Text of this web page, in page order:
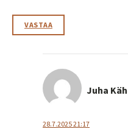
VASTAA
Juha
28.7.2025 21:17